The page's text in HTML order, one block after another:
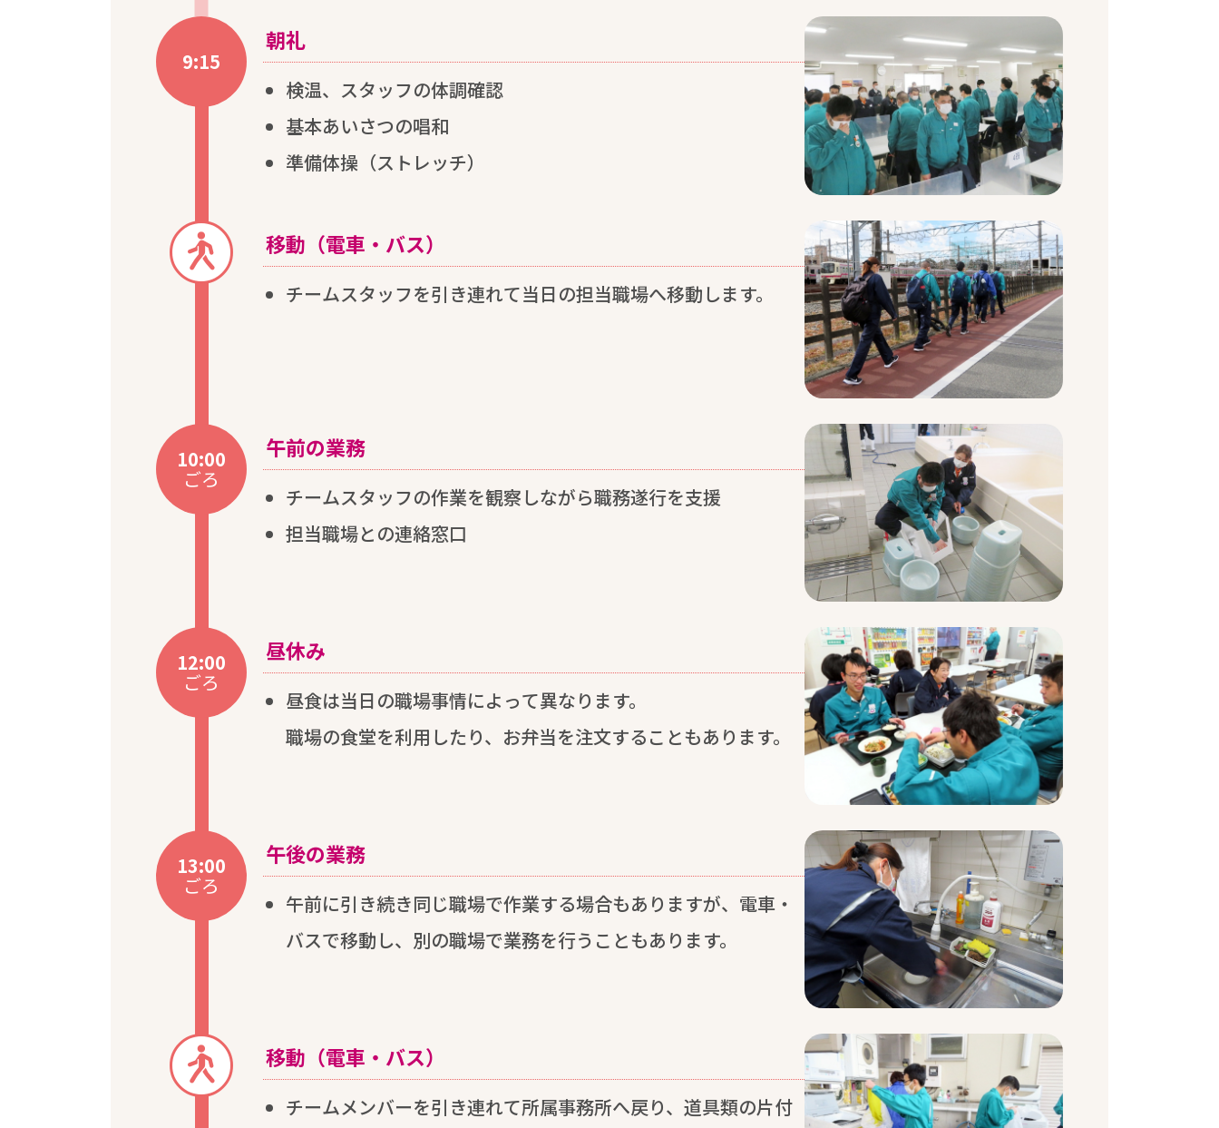
9:15
朝礼
検温、スタッフの体調確認
基本あいさつの唱和
準備体操 （ストレッチ）
移動 （電車 ・バス）
チームスタッフを引 き連れて当日の担当職場へ移動します。
10:00
ごろ
午前の業務
チームスタッフの作業を観察しながら職務遂行を支援
担当職場との連絡窓口
12:00
ごろ
昼休み
昼食は当日の職場事情によって異なります。
職場の食堂を利用 したり、お弁当を注文することもあります。
13:00
ごろ
午後の業務
午前に引 き続き同じ職場で作業する場合もありますが、 電車 ・
バスで移動し、 別の職場で業務を行うこともあります。
移動 （電車 ・バス）
チームメンバーを引 き連れて所属事務所へ戻り、 道具類の片付